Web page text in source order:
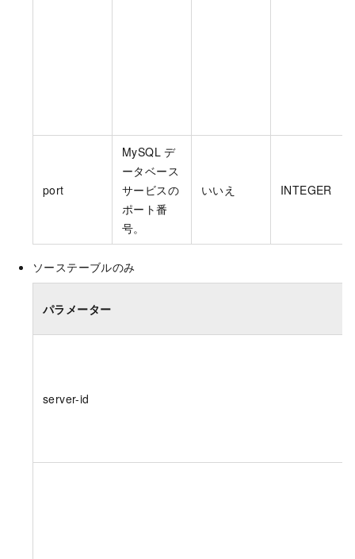
port
MySQL デ
ータベース
サービスの
ポート番
号。
いいえ INTEGER
ソーステーブルのみ
パラメーター
server-id